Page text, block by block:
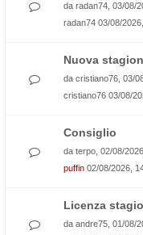
da radan74 , 03/08/
radan74 03/08/
Nuova
da cristiano76 , 03/
cristiano76 03/08/
Consiglio
da terpo , 02/08/
puffin 02/08/2026,
Licenza
da andre75 , 01/08/